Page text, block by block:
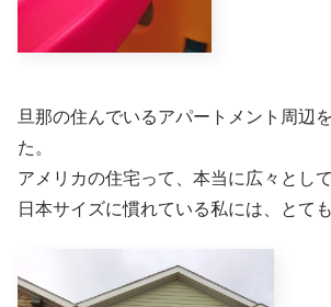
旦那の住んでいるアパートメント周辺
た。
アメリカの住宅って、本当に広々として
日本サイズに慣れている私には、とて